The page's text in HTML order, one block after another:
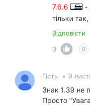
7.6.6
-
тільки
Відповісти
0
0
Гість • 9
Знак 1.39 не
Просто